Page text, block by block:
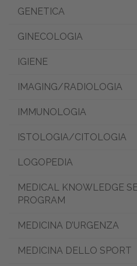
GENETICA
GINECOLOGIA
IGIENE
IMAGING/RADIOLOGIA
IMMUNOLOGIA
ISTOLOGIA/CITOLOGIA
LOGOPEDIA
MEDICAL KNOWLEDGE
PROGRAM
MEDICINA D’URGENZA
MEDICINA DELLO SPORT